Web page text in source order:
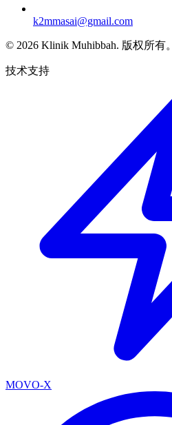
k2mmasai@gmail.com
© 2026 Klinik Muhibbah. 版权所有。
技术支持
MOVO-X